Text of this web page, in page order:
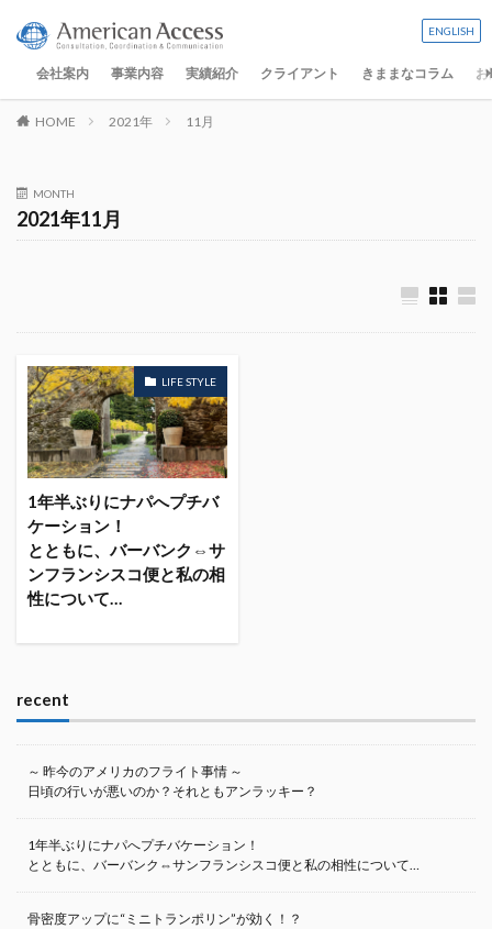
ENGLISH
会社案内 事業内容 実績紹介 クライアント きままなコラム
HOME 2021年 11月
MONTH
2021年11月
LIFE STYLE
1年半ぶりにナパへプチバ
ケーション！
とともに、バーバンク⇔サ
ンフランシスコ便と私の相
性について…
recent
～ 昨今のアメリカのフライト事情 ～
日頃の行いが悪いのか？それともアンラッキー？
1年半ぶりにナパへプチバケーション！
とともに、バーバンク⇔サンフランシスコ便と私の相性について…
骨密度アップに“ミニトランポリン”が効く！？